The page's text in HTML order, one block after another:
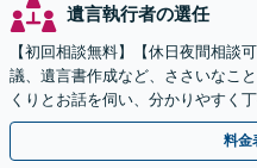
遺言執行者の選任
【初回相談無料】【休日夜間相談
議、遺言書作成など、ささいなこ
くりとお話を伺い、分かりやすく
方の利益を最大化するために尽力
料金